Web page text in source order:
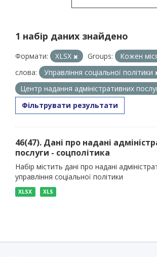
1 набір даних знайдено
Формати: XLSX Groups: Кожен
слова:
Управління соціальної політики
Центр надання адміністративних
Фільтрувати результати
46(47). Дані про надані
послуги - соцполітика
Набір містить дані про надані
управління соціальної політики
XLSX XLS